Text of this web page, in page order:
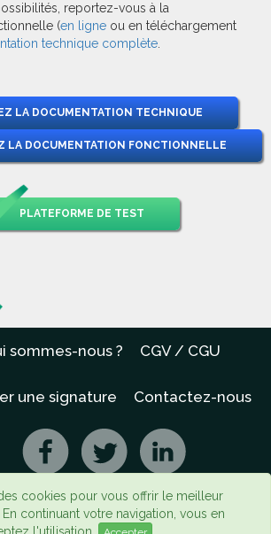
reportez-vous à la
(en ligne ou en téléchargement
technique complète
LA DOCUMENTATION TECHNIQUE
LA DOCUMENTATION FONCTIONNELLE
PLATEFORME DE TEST
sommes-nous ? CGV / CGU
une signature Contactez-nous
cookies pour vous offrir le meilleur
continuant votre navigation, vous en
l'utilisation.